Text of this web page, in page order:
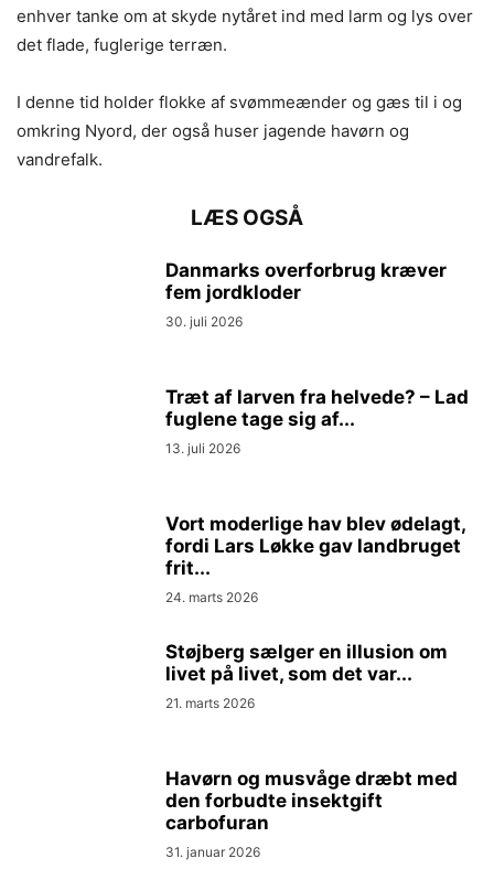
enhver tanke om at skyde nytåret ind med larm og lys over
det flade, fuglerige terræn.
I denne tid holder flokke af svømmeænder og gæs til i og
omkring Nyord, der også huser jagende havørn og
vandrefalk.
LÆS OGSÅ
Danmarks overforbrug kræver
fem jordkloder
30. juli 2026
Træt af larven fra helvede? – Lad
fuglene tage sig af...
13. juli 2026
Vort moderlige hav blev ødelagt,
fordi Lars Løkke gav landbruget
frit...
24. marts 2026
Støjberg sælger en illusion om
livet på livet, som det var...
21. marts 2026
Havørn og musvåge dræbt med
den forbudte insektgift
carbofuran
31. januar 2026